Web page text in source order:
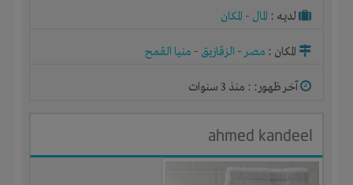
لديـه : المال - المكان
المكان : مصر- الزقازيق - منيا القمح
آخر ظهور: : منذ 3 سنوات
ahmed kandeel